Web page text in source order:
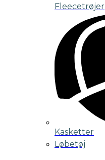
Fleecetrøjer
Kasketter
Løbetøj